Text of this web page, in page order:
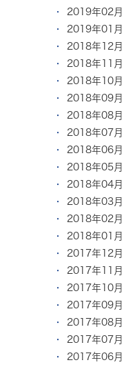
2019年02月
2019年01月
2018年12月
2018年11月
2018年10月
2018年09月
2018年08月
2018年07月
2018年06月
2018年05月
2018年04月
2018年03月
2018年02月
2018年01月
2017年12月
2017年11月
2017年10月
2017年09月
2017年08月
2017年07月
2017年06月